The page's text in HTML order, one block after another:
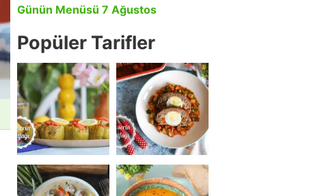
Günün Menüsü 7 Ağustos
Popüler Tarifler